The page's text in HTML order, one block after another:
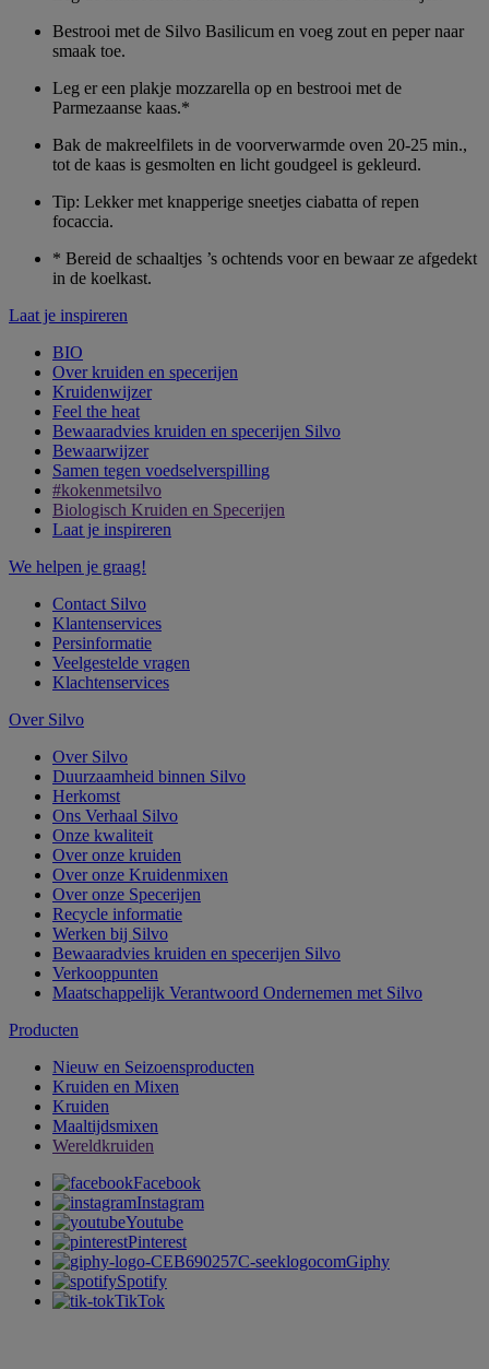
Bestrooi met de Silvo Basilicum en voeg zout en peper naar
smaak toe.
Leg er een plakje mozzarella op en bestrooi met de
Parmezaanse kaas.*
Bak de makreelfilets in de voorverwarmde oven 20-25 min.,
tot de kaas is gesmolten en licht goudgeel is gekleurd.
Tip: Lekker met knapperige sneetjes ciabatta of repen
focaccia.
* Bereid de schaaltjes ’s ochtends voor en bewaar ze afgedekt
in de koelkast.
Laat je inspireren
BIO
Over kruiden en specerijen
Kruidenwijzer
Feel the heat
Bewaaradvies kruiden en specerijen Silvo
Bewaarwijzer
Samen tegen voedselverspilling
#kokenmetsilvo
Biologisch Kruiden en Specerijen
Laat je inspireren
We helpen je graag!
Contact Silvo
Klantenservices
Persinformatie
Veelgestelde vragen
Klachtenservices
Over Silvo
Over Silvo
Duurzaamheid binnen Silvo
Herkomst
Ons Verhaal Silvo
Onze kwaliteit
Over onze kruiden
Over onze Kruidenmixen
Over onze Specerijen
Recycle informatie
Werken bij Silvo
Bewaaradvies kruiden en specerijen Silvo
Verkooppunten
Maatschappelijk Verantwoord Ondernemen met Silvo
Producten
Nieuw en Seizoensproducten
Kruiden en Mixen
Kruiden
Maaltijdsmixen
Wereldkruiden
Facebook
Instagram
Youtube
Pinterest
Giphy
Spotify
TikTok